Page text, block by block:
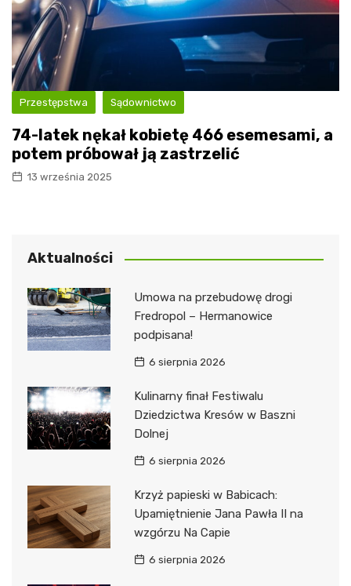
Przestępstwa Sądownictwo
74-latek nękał kobietę 466 esemesami, a
potem próbował ją zastrzelić
13 września 2025
Aktualności
Umowa na przebudowę drogi
Fredropol – Hermanowice
podpisana!
6 sierpnia 2026
Kulinarny finał Festiwalu
Dziedzictwa Kresów w Baszni
Dolnej
6 sierpnia 2026
Krzyż papieski w Babicach:
Upamiętnienie Jana Pawła II na
wzgórzu Na Capie
6 sierpnia 2026